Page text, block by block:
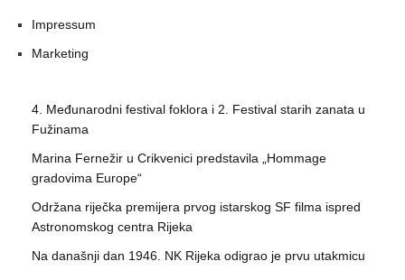
Impressum
Marketing
4. Međunarodni festival foklora i 2. Festival starih zanata u
Fužinama
Marina Fernežir u Crikvenici predstavila „Hommage
gradovima Europe“
Održana riječka premijera prvog istarskog SF filma ispred
Astronomskog centra Rijeka
Na današnji dan 1946. NK Rijeka odigrao je prvu utakmicu